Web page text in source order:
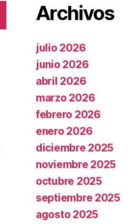
Archivos
julio 2026
junio 2026
abril 2026
marzo 2026
febrero 2026
enero 2026
diciembre 2025
noviembre 2025
octubre 2025
septiembre 2025
agosto 2025